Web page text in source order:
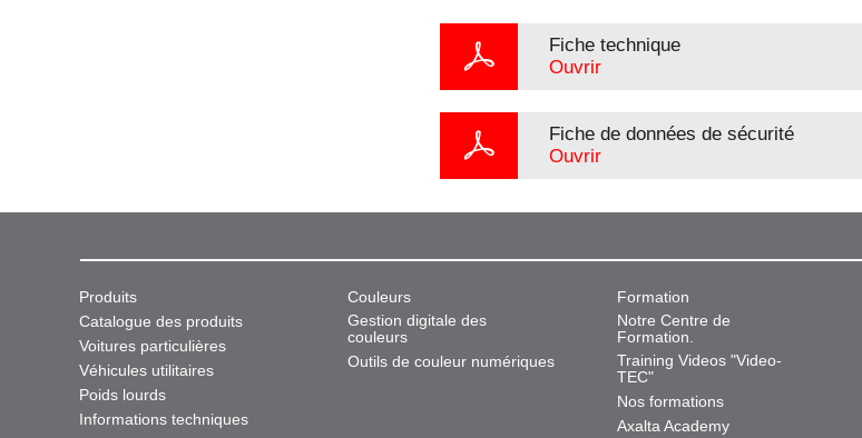
Fiche technique
Ouvrir
Fiche de données de sécurité
Ouvrir
Produits
Catalogue des produits
Voitures particulières
Véhicules utilitaires
Poids lourds
Informations techniques
Couleurs
Gestion digitale des
couleurs
Outils de couleur numériques
Formation
Notre Centre de
Formation.
Training Videos "Video-
TEC"
Nos formations
Axalta Academy